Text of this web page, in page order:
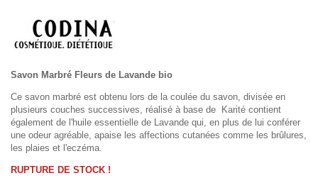
Savon Marbré Fleurs de Lavande bio
Ce savon marbré est obtenu lors de la coulée du savon, divisée en
plusieurs couches successives, réalisé à base de Karité contient
également de l'huile essentielle de Lavande qui, en plus de lui conférer
une odeur agréable, apaise les affections cutanées comme les brûlures,
les plaies et l'eczéma.
RUPTURE DE STOCK !